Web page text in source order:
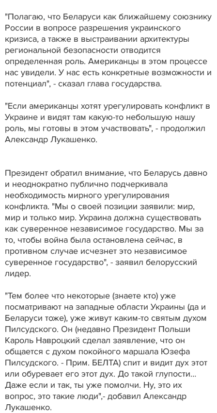
"Полагаю, что Беларуси как ближайшему союзнику
России в вопросе разрешения украинского
кризиса, а также в выстраивании архитектуры
региональной безопасности отводится
определенная роль. Американцы в этом процессе
нас увидели. У нас есть конкретные возможности и
потенциал", - сказал глава государства.
"Если американцы хотят урегулировать конфликт в
Украине и видят там какую-то небольшую нашу
роль, мы готовы в этом участвовать", - продолжил
Александр Лукашенко.
Президент обратил внимание, что Беларусь давно
и неоднократно публично подчеркивала
необходимость мирного урегулирования
конфликта. "Мы о своей позиции заявили: мир,
мир и только мир. Украина должна существовать
как суверенное независимое государство. Мы за
то, чтобы война была остановлена сейчас, в
противном случае исчезнет это независимое
суверенное государство", - заявил белорусский
лидер.
"Тем более что некоторые (знаете кто) уже
посматривают на западные области Украины (да и
Беларуси тоже), уже живут каким-то святым духом
Пилсудского. Он (недавно Президент Польши
Кароль Навроцкий сделал заявление, что он
общается с духом покойного маршала Юзефа
Пилсудского. - Прим. БЕЛТА) спит и видит дух этот
или обуревает его этот дух. До такой глупости…
Даже если и так, ты уже помолчи. Ну, это их
вопрос, это такие люди",- добавил Александр
Лукашенко.